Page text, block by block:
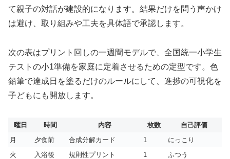
て親子の対話が建設的になります。結果だけを問う声かけ
は避け、取り組みや工夫を具体語で承認します。
次の表はプリント回しの一週間モデルで、全国統一小学生
テストの小1準備を家庭に定着させるための定型です。色
鉛筆で達成日を塗るだけのルールにして、進捗の可視化を
子どもにも開放します。
曜日 時間 内容 枚数
自己評価
月
夕食前 合成分解カード 1
にっこり
火
入浴後 規則性プリント 1
ふつう